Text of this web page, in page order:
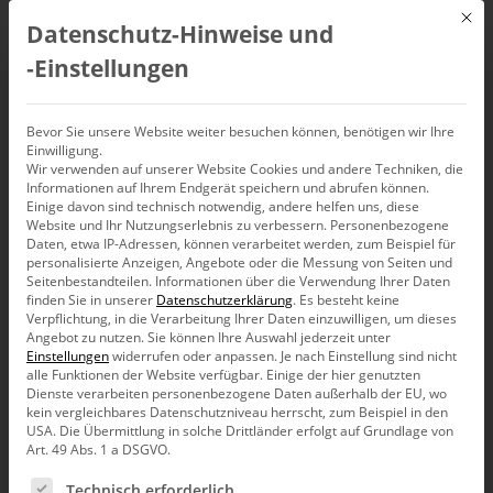
Meet the Experts –
DeltaMaster ETL
(27.03.2024)
27. März 2024, 14:00–16:00Uhr,Bissantz Campus (virtuell)
Mit
Datenschutz-Hinweise und
‑Einstellungen
Bevor Sie unsere Website weiter besuchen können, benötigen wir Ihre
Einwilligung.
Wir verwenden auf unserer Website Cookies und andere Techniken, die
Informationen auf Ihrem Endgerät speichern und abrufen können.
Einige davon sind technisch notwendig, andere helfen uns, diese
Website und Ihr Nutzungserlebnis zu verbessern. Personenbezogene
Daten, etwa IP-Adressen, können verarbeitet werden, zum Beispiel für
personalisierte Anzeigen, Angebote oder die Messung von Seiten und
Seitenbestandteilen. Informationen über die Verwendung Ihrer Daten
finden Sie in unserer Datenschutzerklärung. Es besteht keine
Verpflichtung, in die Verarbeitung Ihrer Daten einzuwilligen, um dieses
Angebot zu nutzen.Sie können Ihre Auswahl jederzeit unter
Einstellungenwiderrufen oder anpassen. Je nach Einstellung sind nicht
alle Funktionen der Website verfügbar. Einige der hier genutzten
Dienste verarbeiten personenbezogene Daten außerhalb der EU, wo
kein vergleichbares Datenschutzniveau herrscht, zum Beispiel in den
USA. Die Übermittlung in solche Drittländer erfolgt auf Grundlage von
Art. 49 Abs. 1 a DSGVO.
Es folgt eine Liste der Service-Gruppen, für die eine